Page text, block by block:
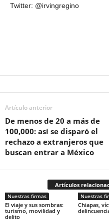
Twitter: @irvingregino
Artículo anterior
De menos de 20 a más de
100,000: así se disparó el
rechazo a extranjeros que
buscan entrar a México
Artículos
Nuestras firmas
El viaje y sus sombras:
turismo, movilidad y
delito
Nuestras
Chiapas,